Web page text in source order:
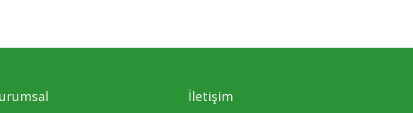
İletişim